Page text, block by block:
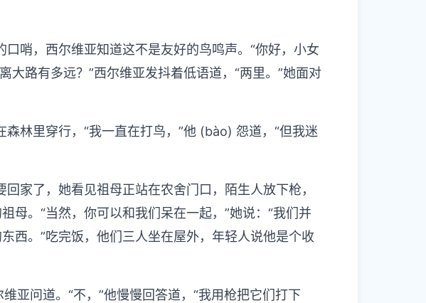
，西尔维亚知道这不是友好的鸟鸣声。“你好，小女
大路有多远？”西尔维亚发抖着低语道，“两里。”她面对
里穿行，“我一直在打鸟，”他 (bào) 怨道，“但我迷
了，她看见祖母正站在农舍门口，陌生人放下枪，
母。“当然，你可以和我们呆在一起，”她说：“我们并
西。”吃完饭，他们三人坐在屋外，年轻人说他是个收
问道。“不，”他慢慢回答道，“我用枪把它们打下